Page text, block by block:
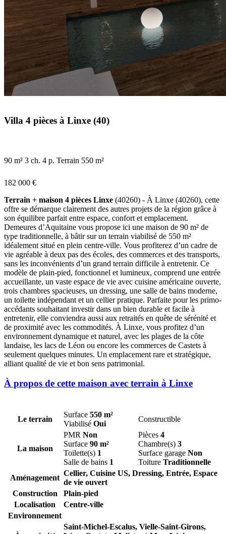
Villa 4 pièces à Linxe (40)
90 m² 3 ch. 4 p. Terrain 550 m²
182 000 €
Terrain + maison 4 pièces Linxe (40260) - À Linxe (40260), cette
offre se démarque clairement des autres projets de la région grâce à
son équilibre parfait entre espace, confort et emplacement.
Demeures d’Aquitaine vous propose ici une maison de 90 m² de
type traditionnelle, à bâtir sur un terrain viabilisé de 550 m²
idéalement situé en plein centre-ville. Vous profiterez d’un cadre de
vie agréable à deux pas des écoles, des commerces et des transports,
sans les inconvénients d’un grand terrain difficile à entretenir. Ce
modèle de plain-pied, fonctionnel et lumineux, comprend une entrée
accueillante, un vaste espace de vie avec cuisine américaine ouverte,
trois chambres spacieuses, un dressing, une salle de bains moderne,
un toilette indépendant et un cellier pratique. Parfaite pour les primo-
accédants souhaitant investir dans un bien durable et facile à
entretenir, elle conviendra aussi aux retraités en quête de sérénité et
de proximité avec les commodités. À Linxe, vous profitez d’un
environnement dynamique et naturel, avec les plages de la côte
landaise, les lacs de Léon ou encore les commerces de Castets à
seulement quelques minutes. Un emplacement rare et stratégique,
alliant qualité de vie et bon sens patrimonial.
À propos de cette maison avec terrain à Linxe
Le terrain
Surface 550 m²
Viabilisé Oui
Constructible
La maison
PMR Non
Surface 90 m²
Toilette(s) 1
Salle de bains 1
Pièces 4
Chambre(s) 3
Surface garage Non
Toiture Traditionnelle
Aménagement
Cellier, Cuisine US, Dressing, Entrée, Espace
de vie ouvert
Construction
Plain-pied
Localisation
Centre-ville
Environnement
Saint-Michel-Escalus, Vielle-Saint-Girons,